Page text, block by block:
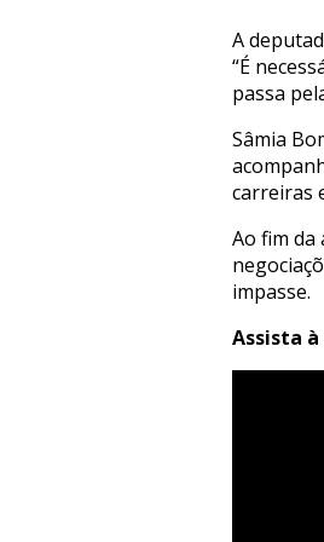
A
“É
passa
Sâmia
carreiras
Ao fim
impasse.
Assista